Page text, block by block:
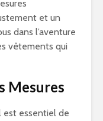
et un
dans l’aventure
vêtements qui
Mesures
est essentiel de